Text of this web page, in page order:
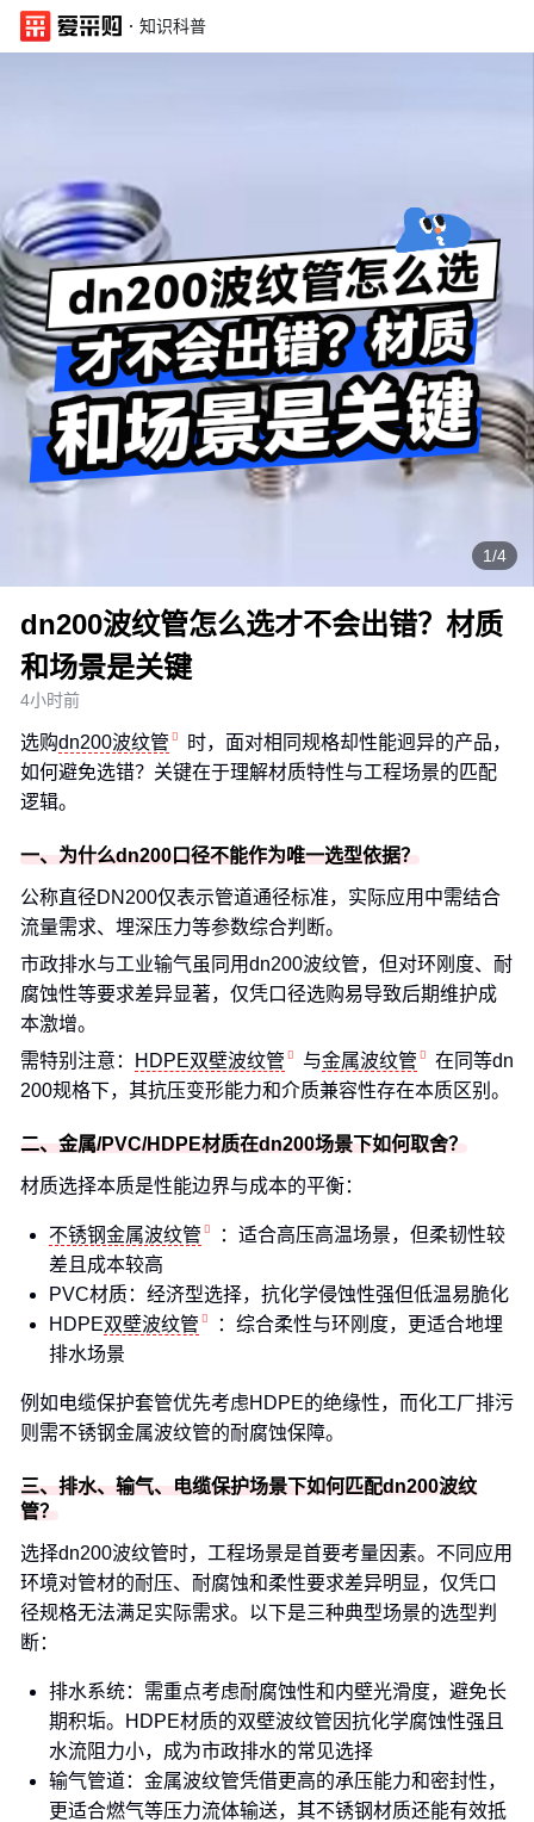
· 知识科普
1/4
dn200波纹管怎么选才不会出错？材质
和场景是关键
4小时前
选购dn200波纹管
时，面对相同规格却性能迥异的产品，
如何避免选错？关键在于理解材质特性与工程场景的匹配
逻辑。
一、为什么dn200口径不能作为唯一选型依据？
公称直径DN200仅表示管道通径标准，实际应用中需结合
流量需求、埋深压力等参数综合判断。
市政排水与工业输气虽同用dn200波纹管，但对环刚度、耐
腐蚀性等要求差异显著，仅凭口径选购易导致后期维护成
本激增。
需特别注意：
HDPE双壁波纹管 与金属波纹管
在同等dn
200规格下，其抗压变形能力和介质兼容性存在本质区别。
二、金属/PVC/HDPE材质在dn200场景下如何取舍？
材质选择本质是性能边界与成本的平衡：
不锈钢金属波纹管
：适合高压高温场景，但柔韧性较
差且成本较高
PVC材质：经济型选择，抗化学侵蚀性强但低温易脆化
HDPE双壁波纹管
：综合柔性与环刚度，更适合地埋
排水场景
例如电缆保护套管优先考虑HDPE的绝缘性，而化工厂排污
则需不锈钢金属波纹管的耐腐蚀保障。
三、排水、输气、电缆保护场景下如何匹配dn200波纹
管？
选择dn200波纹管时，工程场景是首要考量因素。不同应用
环境对管材的耐压、耐腐蚀和柔性要求差异明显，仅凭口
径规格无法满足实际需求。以下是三种典型场景的选型判
断：
排水系统：需重点考虑耐腐蚀性和内壁光滑度，避免长
期积垢。HDPE材质的双壁波纹管因抗化学腐蚀性强且
水流阻力小，成为市政排水的常见选择
输气管道：金属波纹管凭借更高的承压能力和密封性，
更适合燃气等压力流体输送，其不锈钢材质还能有效抵